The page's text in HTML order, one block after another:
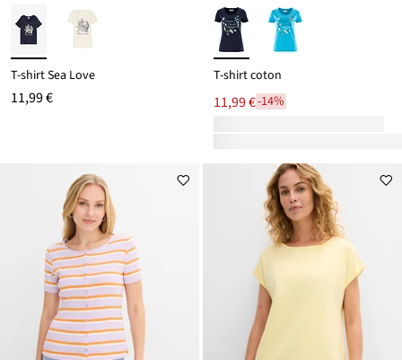
T-shirt Sea Love
11,99 €
T-shirt coton
11,99 €-14%